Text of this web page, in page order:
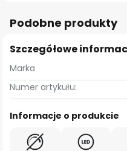
Podobne produkty
Szczegółowe
Marka
Numer artykułu:
Informacje o produkcie